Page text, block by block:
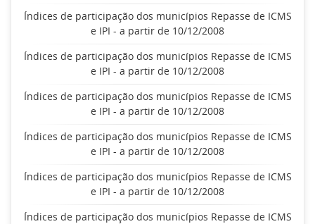
Índices de participação dos municípios Repasse de ICMS
e IPI - a partir de 10/12/2008
Índices de participação dos municípios Repasse de ICMS
e IPI - a partir de 10/12/2008
Índices de participação dos municípios Repasse de ICMS
e IPI - a partir de 10/12/2008
Índices de participação dos municípios Repasse de ICMS
e IPI - a partir de 10/12/2008
Índices de participação dos municípios Repasse de ICMS
e IPI - a partir de 10/12/2008
Índices de participação dos municípios Repasse de ICMS